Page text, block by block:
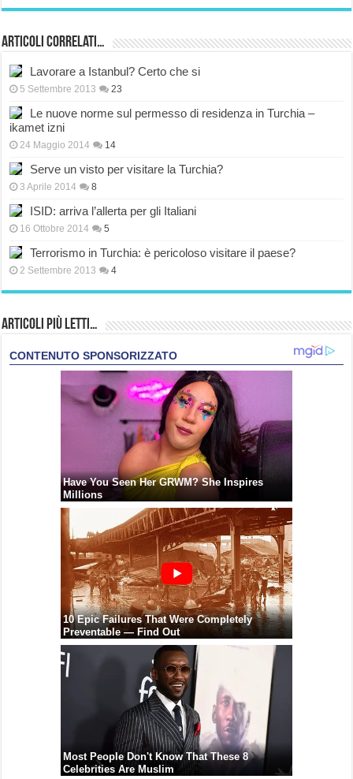
Articoli correlati…
Lavorare a Istanbul? Certo che si
5 Settembre 2013 23
Le nuove norme sul permesso di residenza in Turchia –
ikamet izni
24 Maggio 2014 14
Serve un visto per visitare la Turchia?
3 Aprile 2014 8
ISID: arriva l’allerta per gli Italiani
16 Ottobre 2014 5
Terrorismo in Turchia: è pericoloso visitare il paese?
2 Settembre 2013 4
Articoli più Letti…